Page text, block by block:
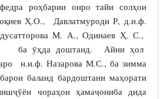
роҳбарии онро тайи солҳои
Ҳ.О., Давлатмуроди Р, д.и.ф.
М. А., Одинаев Ҳ. С.,
ба ӯҳда доштанд. Айни ҳол
н.и.ф. Назарова М.С., ба зимма
баланд бардоштани маҳорати
чораҳои ҳамаҷониба дида